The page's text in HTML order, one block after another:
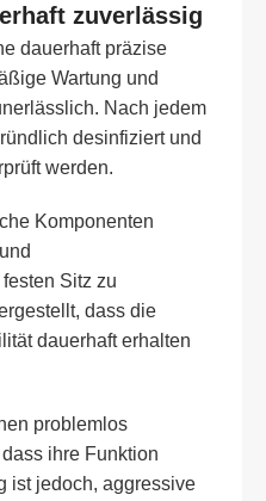
zuverlässig
dauerhaft präzise
Wartung und
Nach jedem
desinfiziert und
werden.
Komponenten
Sitz zu
dass die
dauerhaft erhalten
problemlos
ihre Funktion
ist jedoch, aggressive